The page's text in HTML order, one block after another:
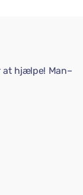
at hjælpe! Man–